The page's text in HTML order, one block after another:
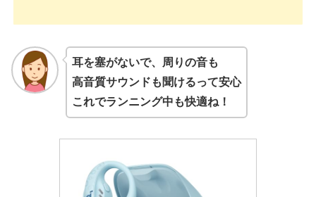
耳を塞がないで、周りの音も
高音質サウンドも聞けるって安心
これでランニング中も快適ね！